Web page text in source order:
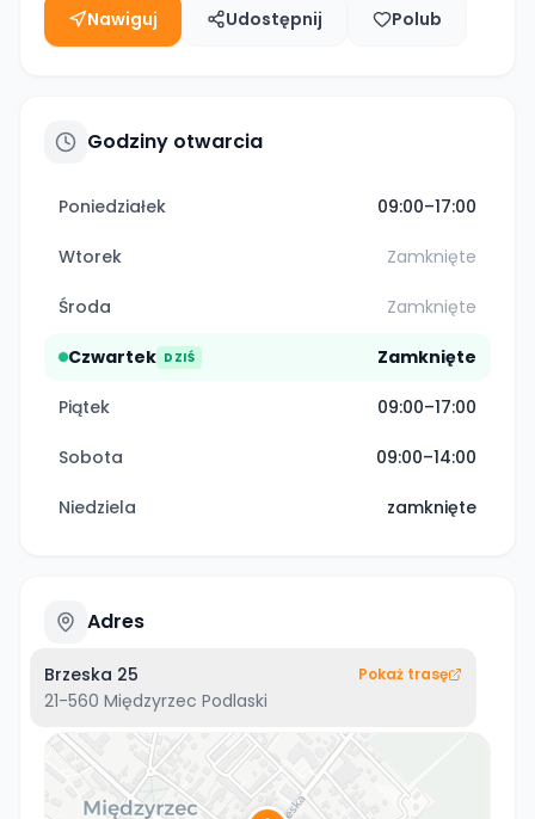
Nawiguj Udostępnij Polub
Godziny otwarcia
Poniedziałek 09:00–17:00
Wtorek Zamknięte
Środa Zamknięte
Czwartek DZIŚ Zamknięte
Piątek 09:00–17:00
Sobota 09:00–14:00
Niedziela zamknięte
Adres
Brzeska 25
21-560 Międzyrzec Podlaski
Pokaż trasę